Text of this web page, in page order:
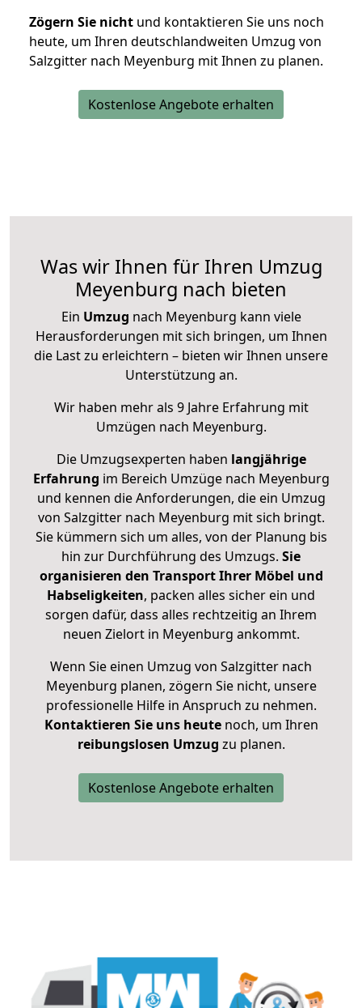
Zögern Sie nicht und kontaktieren Sie uns noch
heute, um Ihren deutschlandweiten Umzug von
Salzgitter nach Meyenburg mit Ihnen zu planen.
Kostenlose Angebote erhalten
Was wir Ihnen für Ihren Umzug
Meyenburg nach bieten
Ein Umzug nach Meyenburg kann viele
Herausforderungen mit sich bringen, um Ihnen
die Last zu erleichtern – bieten wir Ihnen unsere
Unterstützung an.
Wir haben mehr als 9 Jahre Erfahrung mit
Umzügen nach Meyenburg.
Die Umzugsexperten haben langjährige
Erfahrung im Bereich Umzüge nach Meyenburg
und kennen die Anforderungen, die ein Umzug
von Salzgitter nach Meyenburg mit sich bringt.
Sie kümmern sich um alles, von der Planung bis
hin zur Durchführung des Umzugs. Sie
organisieren den Transport Ihrer Möbel und
Habseligkeiten, packen alles sicher ein und
sorgen dafür, dass alles rechtzeitig an Ihrem
neuen Zielort in Meyenburg ankommt.
Wenn Sie einen Umzug von Salzgitter nach
Meyenburg planen, zögern Sie nicht, unsere
professionelle Hilfe in Anspruch zu nehmen.
Kontaktieren Sie uns heutenoch, um Ihren
reibungslosen Umzug zu planen.
Kostenlose Angebote erhalten